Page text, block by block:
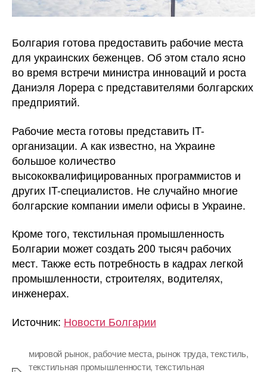
Болгария готова предоставить рабочие места
для украинских беженцев. Об этом стало ясно
во время встречи министра инноваций и роста
Даниэля Лорера с представителями болгарских
предприятий.
Рабочие места готовы представить IT-
организации. А как известно, на Украине
большое количество
высококвалифицированных программистов и
других IT-специалистов. Не случайно многие
болгарские компании имели офисы в Украине.
Кроме того, текстильная промышленность
Болгарии может создать 200 тысяч рабочих
мест. Также есть потребность в кадрах легкой
промышленности, строителях, водителях,
инженерах.
Источник: Новости Болгарии
мировой рынок, рабочие места, рынок труда,текстиль,
текстильная промышленности, текстильная